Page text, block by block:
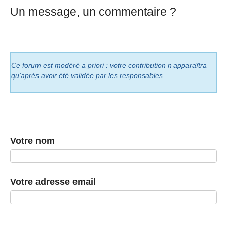
Un message, un commentaire ?
Ce forum est modéré a priori : votre contribution n’apparaîtra
qu’après avoir été validée par les responsables.
Votre nom
Votre adresse email